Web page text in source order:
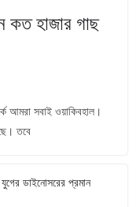
কত হাজার গাছ
আমরা সবাই ওয়াকিবহাল।
তবে
ডাইনোসরের প্রমান